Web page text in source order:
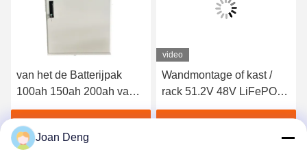
van het de Batterijpak
100ah 150ah 200ah van
51.2v 10kwh Lifepo4 het
Lithiumbatterij van het de
Zonneopslaghuis
video
Wandmontage of kast /
rack 51.2V 48V LiFePO4-
batterij voor zonne-
Joan Deng